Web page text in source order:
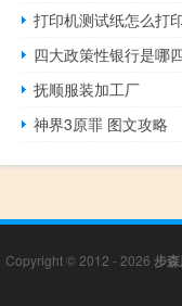
打印机测试纸怎么打
四大政策性银行是哪
抚顺服装加工厂
神界3原罪 图文攻略
Copyright © 2012 - 2026 步